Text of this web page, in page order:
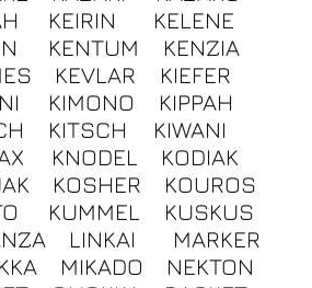
KEIRIN
KELENE
KENTUM
KENZIA
KEVLAR
KIEFER
KIMONO
KIPPAH
KITSCH
KIWANI
KNODEL
KODIAK
KOSHER
KOUROS
KUMMEL
KUSKUS
LINKAI
MARKER
MIKADO
NEKTON